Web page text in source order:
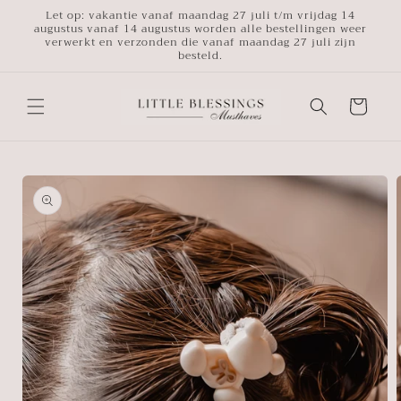
naar de
content
Let op: vakantie vanaf maandag 27 juli t/m vrijdag 14
augustus vanaf 14 augustus worden alle bestellingen weer
verwerkt en verzonden die vanaf maandag 27 juli zijn
besteld.
Winkelwagen
direct naar